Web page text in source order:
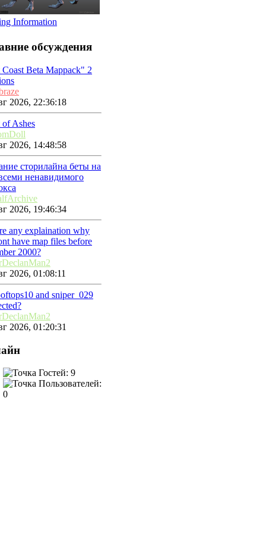
Information
обсуждения
Beta Mappack" 2
2026, 22:36:18
of Ashes
2026, 14:48:58
сторилайна беты на
ненавидимого
2026, 19:46:34
any explaination why
have map files before
2000?
2026, 01:08:11
and sniper_029
2026, 01:20:31
Гостей: 9
Пользователей:
0